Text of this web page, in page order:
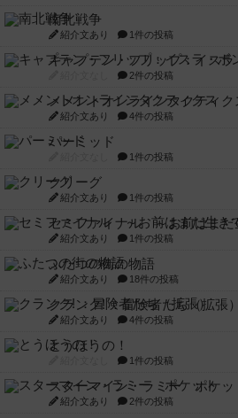
南北戦争
紹介文あり 1件の投稿
キャプテン・フリップ：イスラ
2件の投稿
メメントオンラインタクティク
紹介文あり 4件の投稿
パーミッド
1件の投稿
クリーグ
紹介文あり 1件の投稿
セミファイナル ～お前はまだ
紹介文あり 1件の投稿
ふたつの街の物語
紹介文あり 18件の投稿
クランク! ：冒険者たち（拡張）
紹介文あり 4件の投稿
とうほうの！
1件の投稿
スターマイン・ラミー ポケッ
紹介文あり 2件の投稿